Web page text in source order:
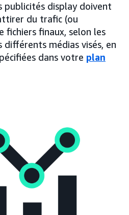
publicités display doivent
du trafic (ou
fichiers finaux, selon les
différents médias visés, en
dans votre plan